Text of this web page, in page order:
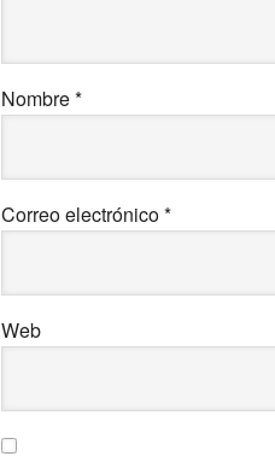
Nombre*
Correo electrónico*
Web